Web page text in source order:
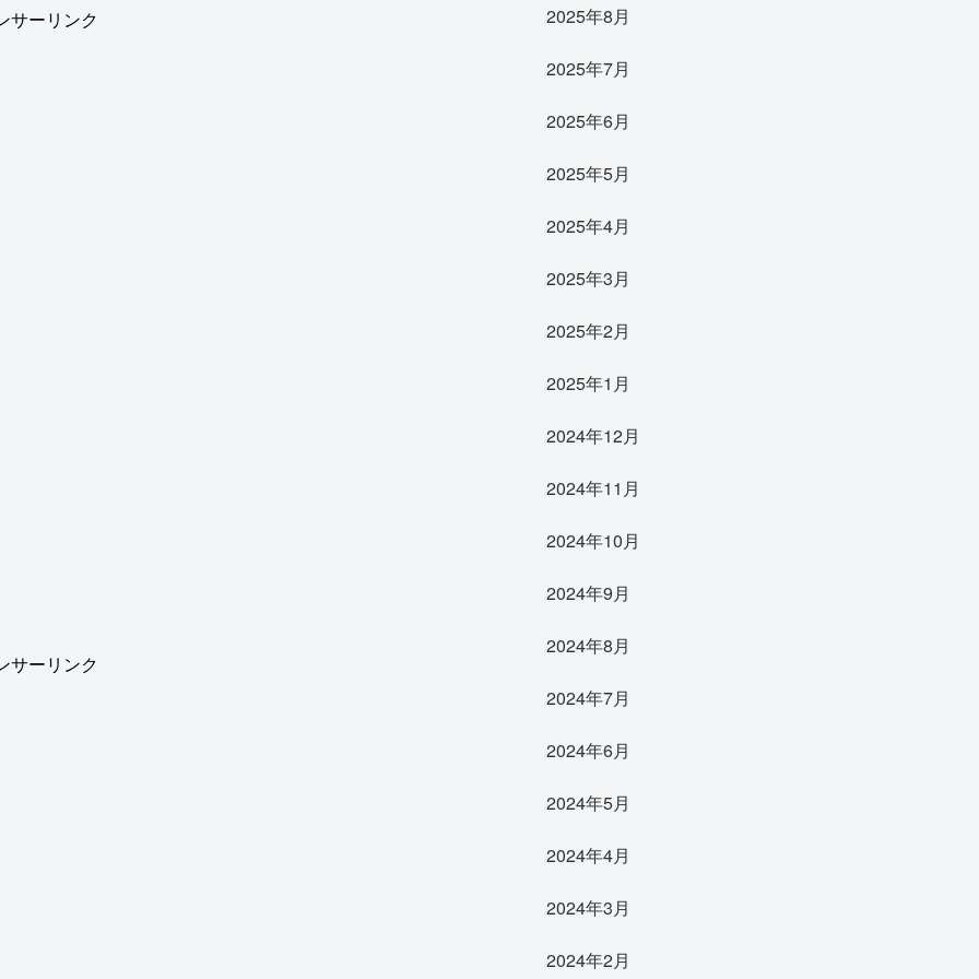
サーリンク
サーリンク
2025年8月
2025年7月
2025年6月
2025年5月
2025年4月
2025年3月
2025年2月
2025年1月
2024年12月
2024年11月
2024年10月
2024年9月
2024年8月
2024年7月
2024年6月
2024年5月
2024年4月
2024年3月
2024年2月